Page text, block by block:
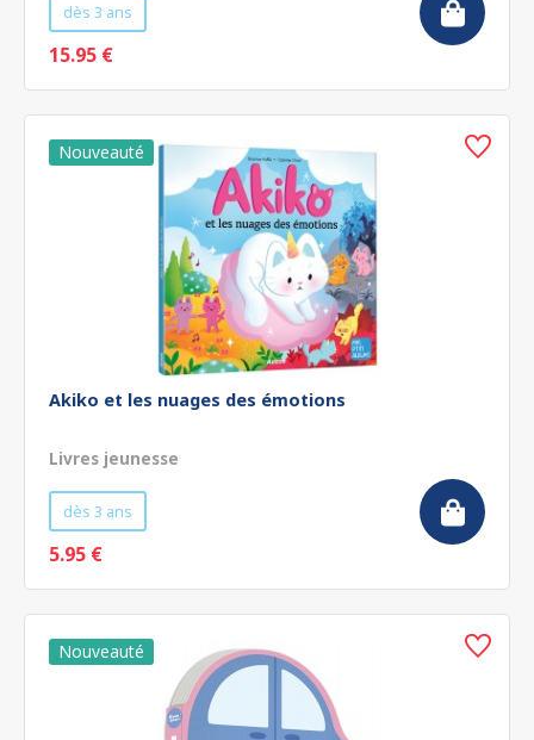
dès 3 ans
15.95 €
Akiko et les nuages des émotions
Livres jeunesse
dès 3 ans
5.95 €